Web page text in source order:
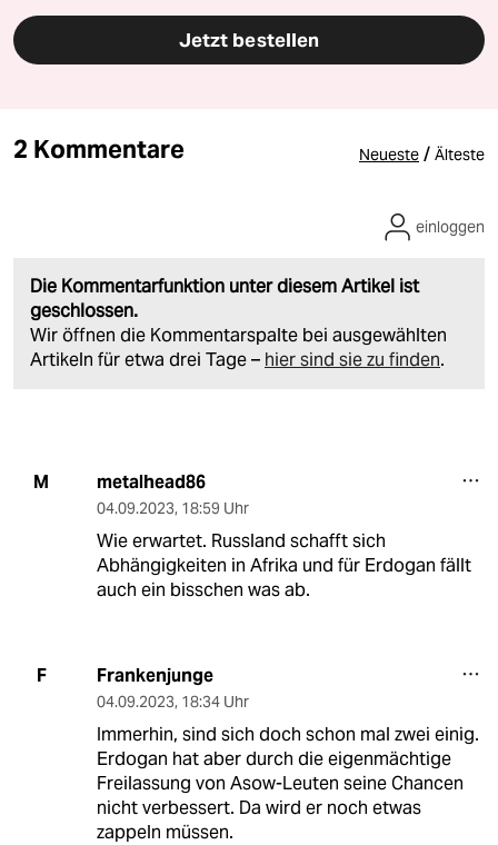
Jetzt bestellen
2 Kommentare Neueste / Älteste
Die Kommentarfunktion unter diesem Artikel ist
geschlossen.
Wir öffnen die Kommentarspalte bei ausgewählten
Artikeln für etwa drei Tage – hier sind sie zu finden.
einloggen
M metalhead86
04.09.2023, 18:59 Uhr
Wie erwartet. Russland schafft sich
Abhängigkeiten in Afrika und für Erdogan fällt
auch ein bisschen was ab.
F Frankenjunge
04.09.2023, 18:34 Uhr
Immerhin, sind sich doch schon mal zwei einig.
Erdogan hat aber durch die eigenmächtige
Freilassung von Asow-Leuten seine Chancen
nicht verbessert. Da wird er noch etwas
zappeln müssen.